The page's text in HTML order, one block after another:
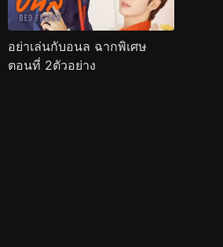
อย่าเล่นกับอนล ฉากพิเศษ
ตอนที่ 2ตัวอย่าง